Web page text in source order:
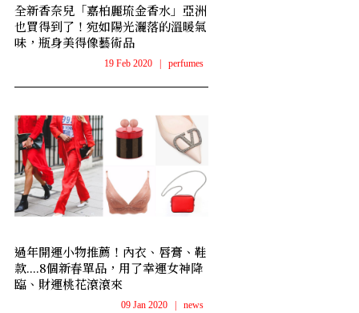
全新香奈兒「嘉柏麗琉金香水」亞洲
也買得到了！宛如陽光灑落的溫暖氣
味，瓶身美得像藝術品
19 Feb 2020 | perfumes
過年開運小物推薦！內衣、唇膏、鞋
款....8個新春單品，用了幸運女神降
臨、財運桃花滾滾來
09 Jan 2020 news